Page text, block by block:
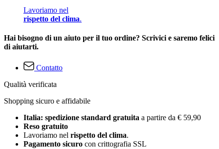
Lavoriamo nel
rispetto del clima.
Hai bisogno di un aiuto per il tuo ordine? Scrivici e saremo felici
di aiutarti.
Contatto
Qualità verificata
Shopping sicuro e affidabile
Italia: spedizione standard gratuita a partire da € 59,90
Reso gratuito
Lavoriamo nel rispetto del clima.
Pagamento sicuro con crittografia SSL